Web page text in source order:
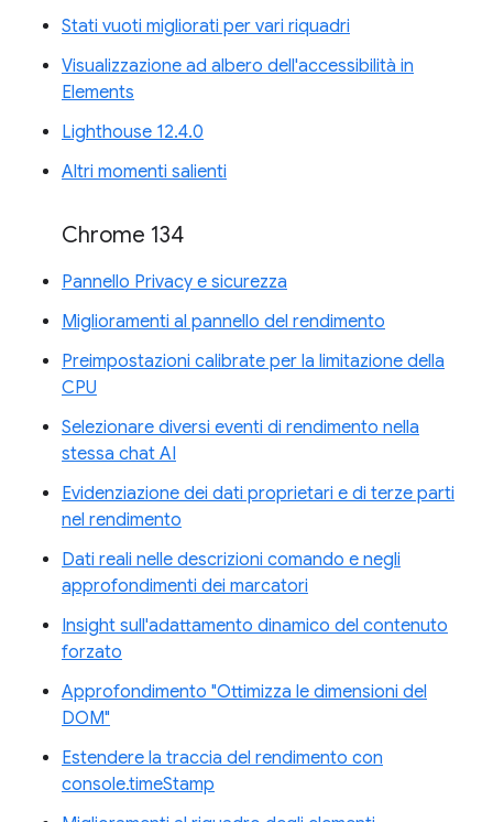
Stati vuoti migliorati per vari riquadri
Visualizzazione ad albero dell'accessibilità in
Elements
Lighthouse 12.4.0
Altri momenti salienti
Chrome 134
Pannello Privacy e sicurezza
Miglioramenti al pannello del rendimento
Preimpostazioni calibrate per la limitazione della
CPU
Selezionare diversi eventi di rendimento nella
stessa chat AI
Evidenziazione dei dati proprietari e di terze parti
nel rendimento
Dati reali nelle descrizioni comando e negli
approfondimenti dei marcatori
Insight sull'adattamento dinamico del contenuto
forzato
Approfondimento "Ottimizza le dimensioni del
DOM"
Estendere la traccia del rendimento con
console.timeStamp